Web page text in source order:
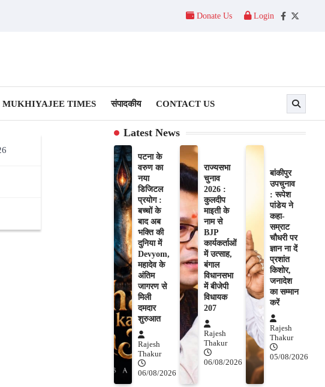
Donate Us Login
Facebook
Twitter
MUKHIYAJEE TIMES संपादकीय CONTACT US
Latest News
पटना के
वरुण का
नया
डिजिटल
प्रयोग :
बच्चों के
बाद अब
भक्ति की
दुनिया में
Devyom,
महादेव के
अंतिम
जागरण से
मिली
दमदार
शुरुआत
Rajesh
Thakur
06/08/2026
राज्यसभा
चुनाव
2026 :
कुलदीप
माइती के
नाम से
BJP
कार्यकर्ताओं
में उत्साह,
बंगाल
विधानसभा
में बीजेपी
विधायक
207
Rajesh
Thakur
06/08/2026
बांकीपुर
उपचुनाव
: रूपेश
पांडेय ने
कहा-
सम्राट
चौधरी पर
ज्ञान ना दें
प्रशांत
किशोर,
जनादेश
का सम्मान
करें
Rajesh
Thakur
05/08/2026